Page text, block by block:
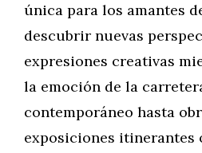
única para los amantes
descubrir nuevas
expresiones creativas
la emoción de la
contemporáneo hasta
exposiciones itinerantes